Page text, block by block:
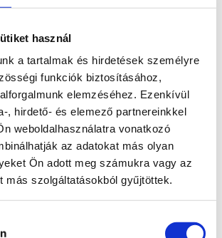
használ
a tartalmak és hirdetések személyre
funkciók biztosításához,
elemzéséhez. Ezenkívül
, hirdető- és elemező partnereinkkel
weboldalhasználatra vonatkozó
az adatokat más olyan
Ön adott meg számukra vagy az
más szolgáltatásokból gyűjtöttek.